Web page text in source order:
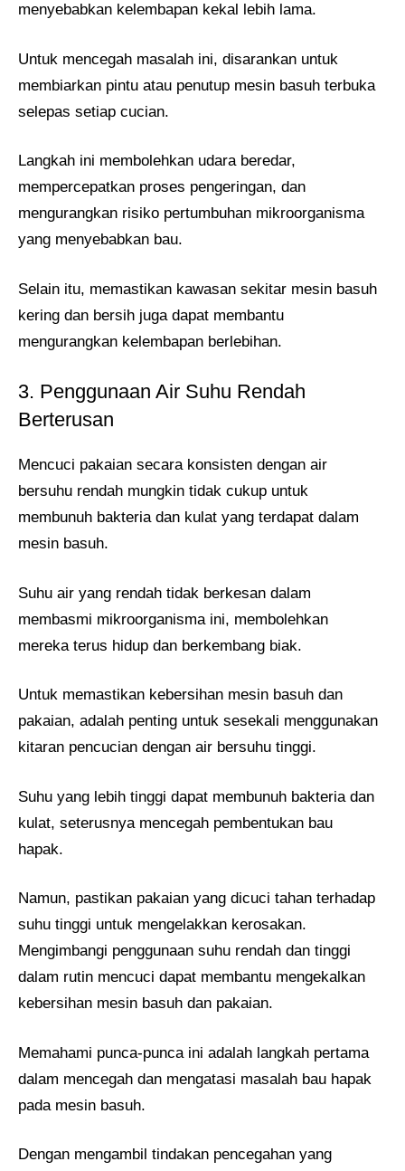
menyebabkan kelembapan kekal lebih lama.
Untuk mencegah masalah ini, disarankan untuk
membiarkan pintu atau penutup mesin basuh terbuka
selepas setiap cucian.
Langkah ini membolehkan udara beredar,
mempercepatkan proses pengeringan, dan
mengurangkan risiko pertumbuhan mikroorganisma
yang menyebabkan bau.
Selain itu, memastikan kawasan sekitar mesin basuh
kering dan bersih juga dapat membantu
mengurangkan kelembapan berlebihan.
3. Penggunaan Air Suhu Rendah
Berterusan
Mencuci pakaian secara konsisten dengan air
bersuhu rendah mungkin tidak cukup untuk
membunuh bakteria dan kulat yang terdapat dalam
mesin basuh.
Suhu air yang rendah tidak berkesan dalam
membasmi mikroorganisma ini, membolehkan
mereka terus hidup dan berkembang biak.
Untuk memastikan kebersihan mesin basuh dan
pakaian, adalah penting untuk sesekali menggunakan
kitaran pencucian dengan air bersuhu tinggi.
Suhu yang lebih tinggi dapat membunuh bakteria dan
kulat, seterusnya mencegah pembentukan bau
hapak.
Namun, pastikan pakaian yang dicuci tahan terhadap
suhu tinggi untuk mengelakkan kerosakan.
Mengimbangi penggunaan suhu rendah dan tinggi
dalam rutin mencuci dapat membantu mengekalkan
kebersihan mesin basuh dan pakaian.
Memahami punca-punca ini adalah langkah pertama
dalam mencegah dan mengatasi masalah bau hapak
pada mesin basuh.
Dengan mengambil tindakan pencegahan yang